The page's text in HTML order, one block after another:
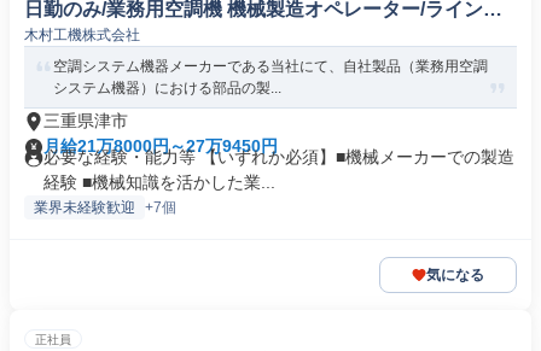
日勤のみ/業務用空調機 機械製造オペレーター/ラインマ
ネージャー
木村工機株式会社
空調システム機器メーカーである当社にて、自社製品（業務用空調
システム機器）における部品の製...
三重県津市
月給21万8000円～27万9450円
必要な経験・能力等 【いずれか必須】■機械メーカーでの製造
経験 ■機械知識を活かした業...
業界未経験歓迎 +7個
気になる
正社員